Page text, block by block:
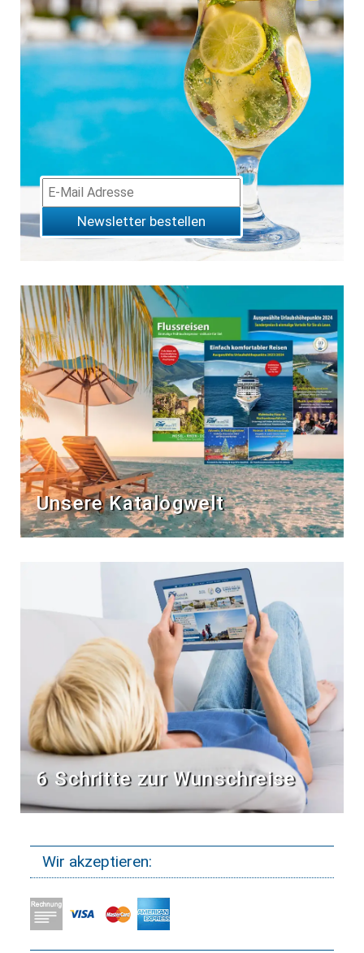
Newsletter bestellen
Unsere Katalogwelt
6 Schritte zur Wunschreise
Wir akzeptieren: